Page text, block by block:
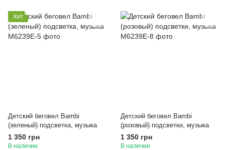
Хит
Детский беговел Bambi
(зеленый) подсветка, музыка
1 350 грн
В наличии
Детский беговел Bambi
(розовый) подсветки, музыка
1 350 грн
В наличии